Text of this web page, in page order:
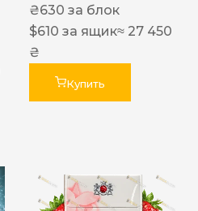
₴630 за блок
$610 за ящик≈ 27 450
₴
Купить